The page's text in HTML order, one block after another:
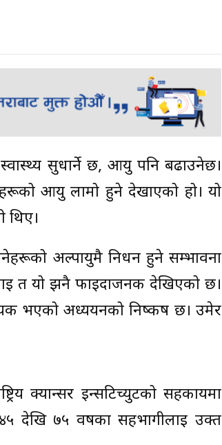
सुधार्ने छ, आयु पनि बढाउनेछ।
आयु लामो हुने देखाएको हो। यो
थिए।
अल्पायुमै निधन हुने सम्भावना
त यो झनै फाइदाजनक देखिएको छ।
भएको अध्ययनको निष्कर्ष छ। उमेर
क्यान्सर इन्सटिच्युटको सहकार्यमा
देखि ७५ वर्षका सहभागीलाई उक्त